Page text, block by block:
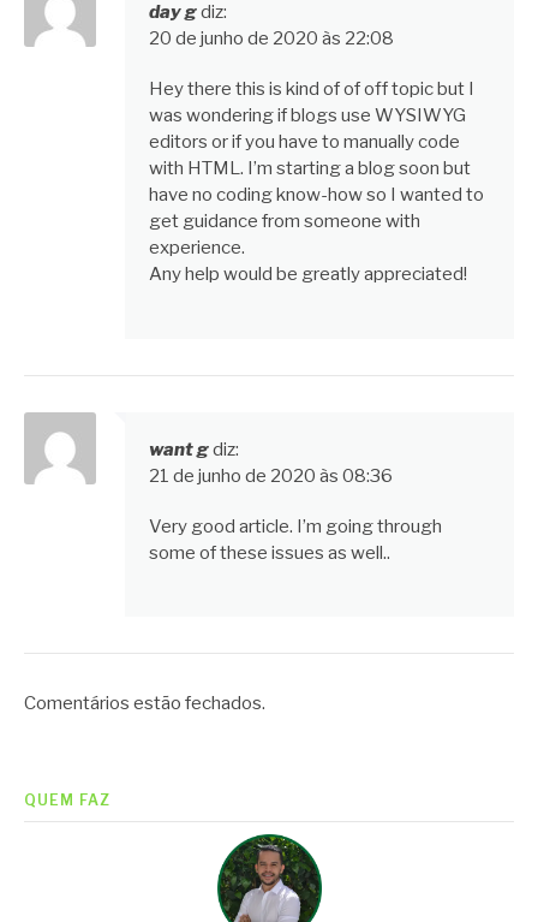
day gdiz:
20 de junho de 2020 às 22:08
Hey there this is kind of of off topic but I
was wondering if blogs use WYSIWYG
editors or if you have to manually code
with HTML. I’m starting a blog soon but
have no coding know-how so I wanted to
get guidance from someone with
experience.
Any help would be greatly appreciated!
want gdiz:
21 de junho de 2020 às 08:36
Very good article. I’m going through
some of these issues as well..
Comentários estão fechados.
QUEM FAZ